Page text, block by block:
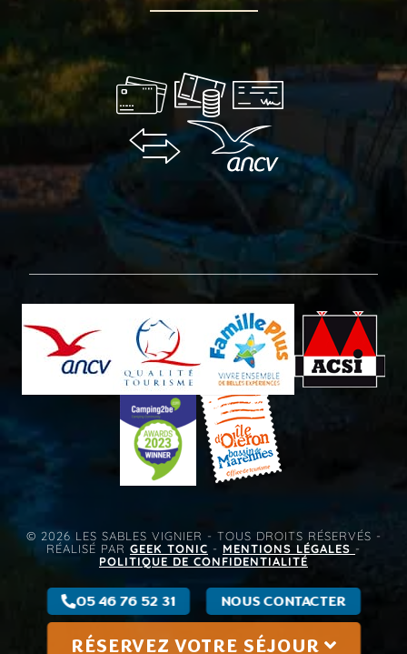
05 46 76 52 31 NOUS CONTACTER
RÉSERVEZ VOTRE SÉJOUR
© 2026 LES SABLES VIGNIER - TOUS DROITS RÉSERVÉS -
RÉALISÉ PAR GEEK TONIC - MENTIONS LÉGALES -
POLITIQUE DE CONFIDENTIALITÉ